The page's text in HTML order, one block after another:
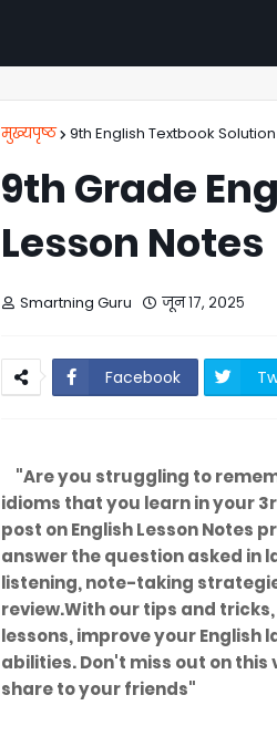
मुख्यपृष्ठ 9th English Textbook Solution
9th Grade
Lesson Notes
Smartning Guru जून १७, २०२५
Facebook
"Are you struggling to
idioms that you learn in your
post on English Lesson Notes
answer the question asked in
listening, note-taking
review.With our tips and
lessons, improve your English
abilities. Don't miss out on
share to your friends"